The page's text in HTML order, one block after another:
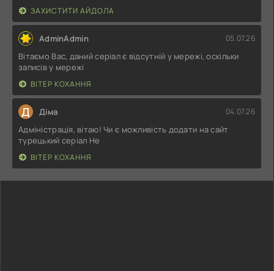
ЗАХИСТИТИ АЙДОЛА
AdminAdmin 05.07.26
Вітаємо Вас, даний серіал є відсутній у мережі, оскільки
записів у мережі
ВІТЕР КОХАННЯ
Д Діма 04.07.26
Адміністрація, вітаю! Чи є можливість додати на сайт
турецький серіал Не
ВІТЕР КОХАННЯ